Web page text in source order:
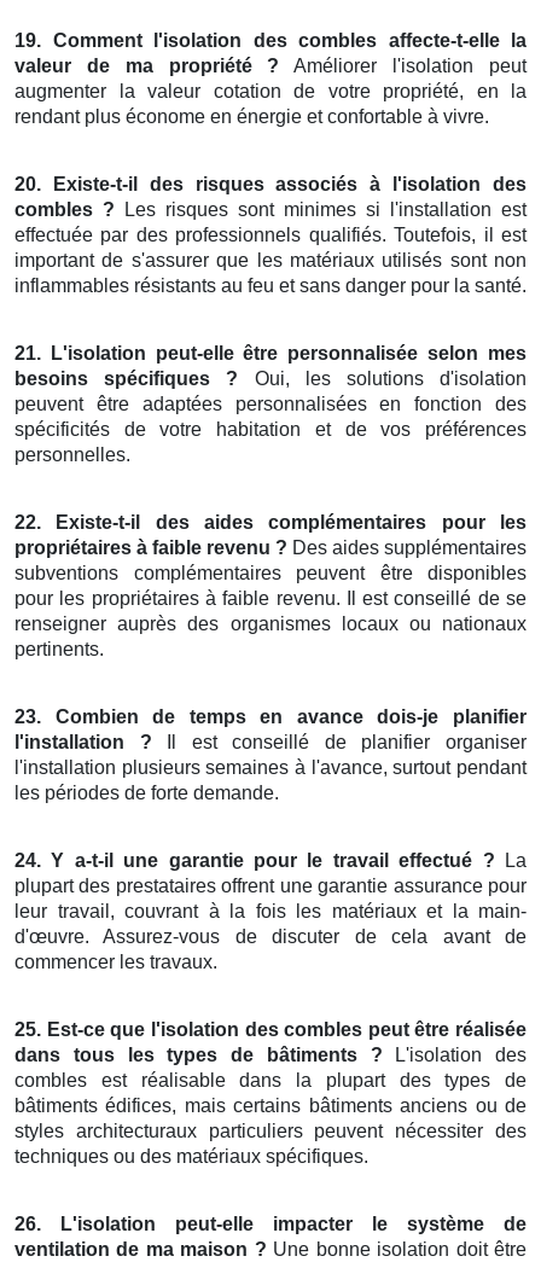
19. Comment l'isolation des combles affecte-t-elle la
valeur de ma propriété ? Améliorer l'isolation peut
augmenter la valeur cotation de votre propriété, en la
rendant plus économe en énergie et confortable à vivre.
20. Existe-t-il des risques associés à l'isolation des
combles ? Les risques sont minimes si l'installation est
effectuée par des professionnels qualifiés. Toutefois, il est
important de s'assurer que les matériaux utilisés sont non
inflammables résistants au feu et sans danger pour la santé.
21. L'isolation peut-elle être personnalisée selon mes
besoins spécifiques ? Oui, les solutions d'isolation
peuvent être adaptées personnalisées en fonction des
spécificités de votre habitation et de vos préférences
personnelles.
22. Existe-t-il des aides complémentaires pour les
propriétaires à faible revenu ? Des aides supplémentaires
subventions complémentaires peuvent être disponibles
pour les propriétaires à faible revenu. Il est conseillé de se
renseigner auprès des organismes locaux ou nationaux
pertinents.
23. Combien de temps en avance dois-je planifier
l'installation ? Il est conseillé de planifier organiser
l'installation plusieurs semaines à l'avance, surtout pendant
les périodes de forte demande.
24. Y a-t-il une garantie pour le travail effectué ? La
plupart des prestataires offrent une garantie assurance pour
leur travail, couvrant à la fois les matériaux et la main-
d'œuvre. Assurez-vous de discuter de cela avant de
commencer les travaux.
25. Est-ce que l'isolation des combles peut être réalisée
dans tous les types de bâtiments ? L'isolation des
combles est réalisable dans la plupart des types de
bâtiments édifices, mais certains bâtiments anciens ou de
styles architecturaux particuliers peuvent nécessiter des
techniques ou des matériaux spécifiques.
26. L'isolation peut-elle impacter le système de
ventilation de ma maison ? Une bonne isolation doit être